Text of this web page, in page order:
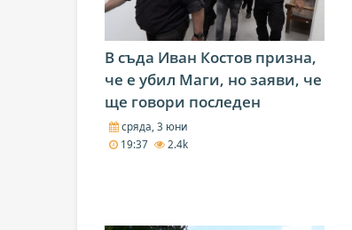
В съда Иван Костов призна,
че е убил Маги, но заяви, че
ще говори последен
сряда, 3 юни
19:37
2.4k